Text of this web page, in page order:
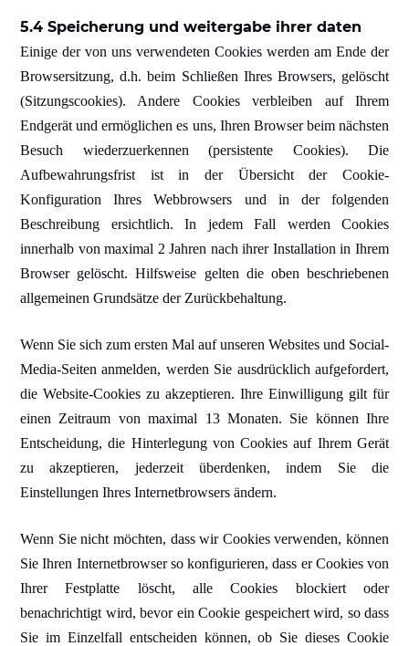
5.4 Speicherung und weitergabe ihrer daten
Einige der von uns verwendeten Cookies werden am Ende der
Browsersitzung, d.h. beim Schließen Ihres Browsers, gelöscht
(Sitzungscookies). Andere Cookies verbleiben auf Ihrem
Endgerät und ermöglichen es uns, Ihren Browser beim nächsten
Besuch wiederzuerkennen (persistente Cookies). Die
Aufbewahrungsfrist ist in der Übersicht der Cookie-
Konfiguration Ihres Webbrowsers und in der folgenden
Beschreibung ersichtlich. In jedem Fall werden Cookies
innerhalb von maximal 2 Jahren nach ihrer Installation in Ihrem
Browser gelöscht. Hilfsweise gelten die oben beschriebenen
allgemeinen Grundsätze der Zurückbehaltung.
Wenn Sie sich zum ersten Mal auf unseren Websites und Social-
Media-Seiten anmelden, werden Sie ausdrücklich aufgefordert,
die Website-Cookies zu akzeptieren. Ihre Einwilligung gilt für
einen Zeitraum von maximal 13 Monaten. Sie können Ihre
Entscheidung, die Hinterlegung von Cookies auf Ihrem Gerät
zu akzeptieren, jederzeit überdenken, indem Sie die
Einstellungen Ihres Internetbrowsers ändern.
Wenn Sie nicht möchten, dass wir Cookies verwenden, können
Sie Ihren Internetbrowser so konfigurieren, dass er Cookies von
Ihrer Festplatte löscht, alle Cookies blockiert oder
benachrichtigt wird, bevor ein Cookie gespeichert wird, so dass
Sie im Einzelfall entscheiden können, ob Sie dieses Cookie